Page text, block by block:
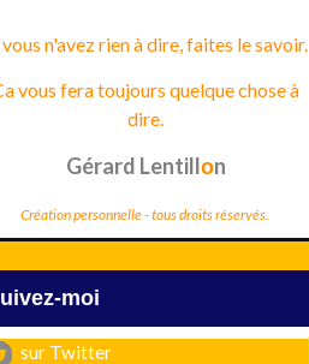
vous n'avez rien à dire, faites le savoir.
vous fera toujours quelque chose à
dire.
Gérard Lentillon
Création personnelle - tous droits réservés.
Suivez-moi
sur Twitter